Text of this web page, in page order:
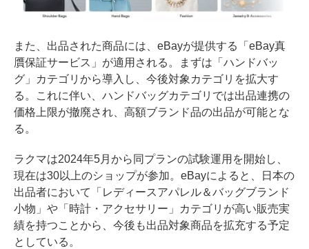
また、出品された商品には、eBayが提供する「eBay真
贋保証サービス」が適用される。まずは「ハンドバッ
グ」カテゴリから導入し、今後対象カテゴリを拡大す
る。これに伴い、ハンドバッグカテゴリでは出品連携の
価格上限が撤廃され、高額ブランド品の出品が可能とな
る。
ラクマは2024年5月から同プランの試験運用を開始し、
現在は30以上のショップが参加。eBayによると、日本の
出品者において「レディースアパレル＆バッグブランド
小物」や「時計・アクセサリー」カテゴリが高い販売実
績を持つことから、今後も出品対象商品を拡充する予定
としている。